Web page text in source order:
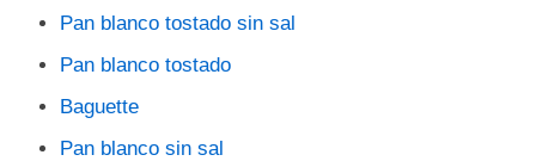
Pan blanco tostado sin sal
Pan blanco tostado
Baguette
Pan blanco sin sal